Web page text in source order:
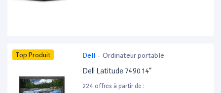
Top Produit Dell - Ordinateur portable
Dell Latitude 7490 14”
224 offres à partir de :